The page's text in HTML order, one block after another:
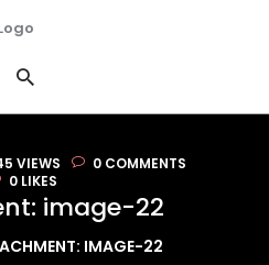
VIEWS 0 COMMENTS
0 LIKES
image-22
IMAGE-22
DÉBARRAS À ROUEN
/
NOUS